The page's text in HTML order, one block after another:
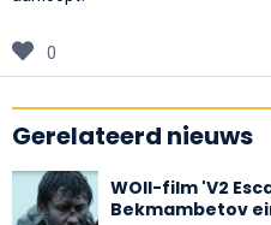
0
Gerelateerd nieuws
WOII-film 'V2
Bekmambetov